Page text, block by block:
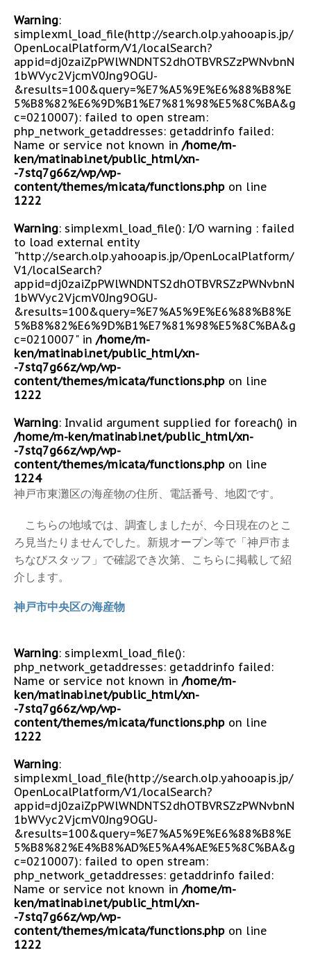
Warning:
simplexml_load_file(http://search.olp.yahooapis.jp/
OpenLocalPlatform/V1/localSearch?
appid=dj0zaiZpPWlWNDNTS2dhOTBVRSZzPWNvbnN
1bWVyc2VjcmV0Jng9OGU-
&results=100&query=%E7%A5%9E%E6%88%B8%E
5%B8%82%E6%9D%B1%E7%81%98%E5%8C%BA&g
c=0210007): failed to open stream:
php_network_getaddresses: getaddrinfo failed:
Name or service not known in /home/m-
ken/matinabi.net/public_html/xn-
-7stq7g66z/wp/wp-
content/themes/micata/functions.php on line
1222
Warning: simplexml_load_file(): I/O warning : failed
to load external entity
"http://search.olp.yahooapis.jp/OpenLocalPlatform/
V1/localSearch?
appid=dj0zaiZpPWlWNDNTS2dhOTBVRSZzPWNvbnN
1bWVyc2VjcmV0Jng9OGU-
&results=100&query=%E7%A5%9E%E6%88%B8%E
5%B8%82%E6%9D%B1%E7%81%98%E5%8C%BA&g
c=0210007" in /home/m-
ken/matinabi.net/public_html/xn-
-7stq7g66z/wp/wp-
content/themes/micata/functions.php on line
1222
Warning: Invalid argument supplied for foreach() in
/home/m-ken/matinabi.net/public_html/xn-
-7stq7g66z/wp/wp-
content/themes/micata/functions.php on line
1224
神戸市東灘区の海産物の住所、電話番号、地図です。
こちらの地域では、調査しましたが、今日現在のとこ
ろ見当たりませんでした。新規オープン等で「神戸市ま
ちなびスタッフ」で確認でき次第、こちらに掲載して紹
介します。
神戸市中央区の海産物
Warning: simplexml_load_file():
php_network_getaddresses: getaddrinfo failed:
Name or service not known in /home/m-
ken/matinabi.net/public_html/xn-
-7stq7g66z/wp/wp-
content/themes/micata/functions.php on line
1222
Warning:
simplexml_load_file(http://search.olp.yahooapis.jp/
OpenLocalPlatform/V1/localSearch?
appid=dj0zaiZpPWlWNDNTS2dhOTBVRSZzPWNvbnN
1bWVyc2VjcmV0Jng9OGU-
&results=100&query=%E7%A5%9E%E6%88%B8%E
5%B8%82%E4%B8%AD%E5%A4%AE%E5%8C%BA&g
c=0210007): failed to open stream:
php_network_getaddresses: getaddrinfo failed:
Name or service not known in /home/m-
ken/matinabi.net/public_html/xn-
-7stq7g66z/wp/wp-
content/themes/micata/functions.php on line
1222